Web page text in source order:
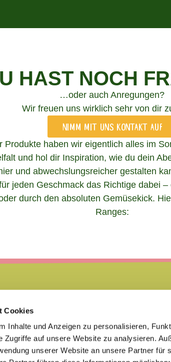
Cookies
Inhalte und Anzeigen zu personalisieren,
Zugriffe auf unsere Website zu analysieren.
unserer Website an unsere Partner für
HAST NOCH
…oder auch Anregungen?
Wir freuen uns wirklich sehr von dir
Nimm mit uns Kontakt auf
Produkte haben wir eigentlich alles im
und hol dir Inspiration, wie du dein
und abwechslungsreicher gestalten
jeden Geschmack das Richtige dabei –
durch den absoluten Gemüsekick.
Ranges:
PRESSE KARRIERE FAQ